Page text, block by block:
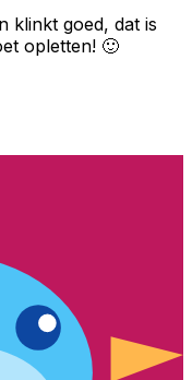
klinkt goed, dat is
opletten! 🙂